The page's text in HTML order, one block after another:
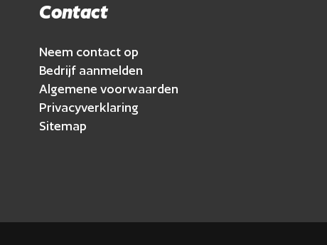
Contact
Neem contact op
Bedrijf aanmelden
Algemene voorwaarden
Privacyverklaring
Sitemap